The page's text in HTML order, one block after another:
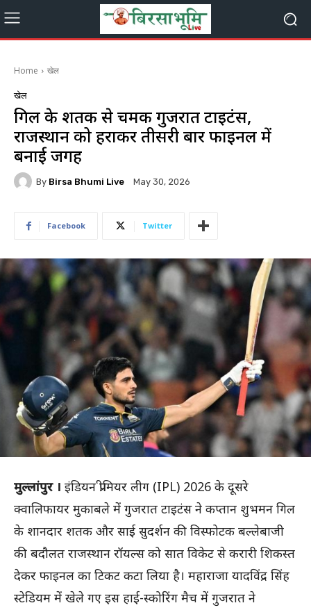
Home खेल
खेल
गिल के शतक से चमकी गुजरात टाइटंस,
राजस्थान को हराकर तीसरी बार फाइनल में
बनाई जगह
By Birsa Bhumi Live May 30, 2026
Facebook Twitter
मुल्लांपुर । इंडियन प्रीमियर लीग (IPL) 2026 के दूसरे
क्वालिफायर मुकाबले में गुजरात टाइटंस ने कप्तान शुभमन गिल
के शानदार शतक और साई सुदर्शन की विस्फोटक बल्लेबाजी
की बदौलत राजस्थान रॉयल्स को सात विकेट से करारी शिकस्त
देकर फाइनल का टिकट कटा लिया है। महाराजा यादविंद्र सिंह
स्टेडियम में खेले गए इस हाई-स्कोरिंग मैच में गुजरात ने